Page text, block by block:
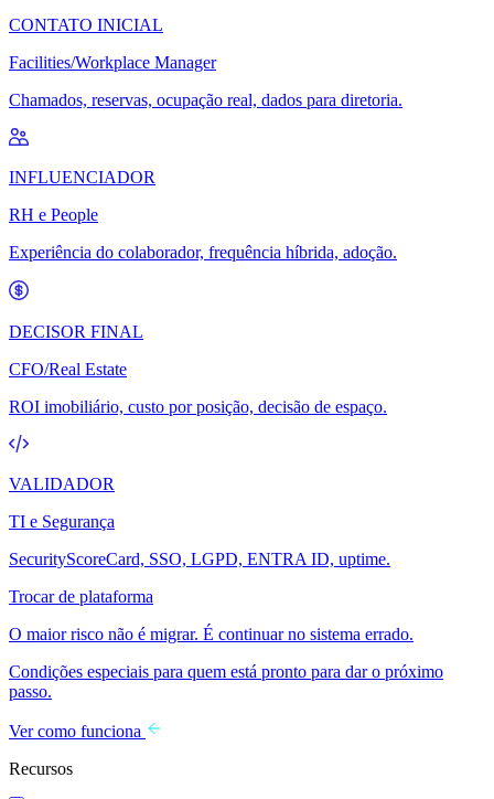
CONTATO INICIAL
Facilities/Workplace Manager
Chamados, reservas, ocupação real, dados para diretoria.
INFLUENCIADOR
RH e People
Experiência do colaborador, frequência híbrida, adoção.
DECISOR FINAL
CFO/Real Estate
ROI imobiliário, custo por posição, decisão de espaço.
VALIDADOR
TI e Segurança
SecurityScoreCard, SSO, LGPD, ENTRA ID, uptime.
Trocar de plataforma
O maior risco não é migrar. É continuar no sistema errado.
Condições especiais para quem está pronto para dar o próximo
passo.
Ver como funciona
Recursos